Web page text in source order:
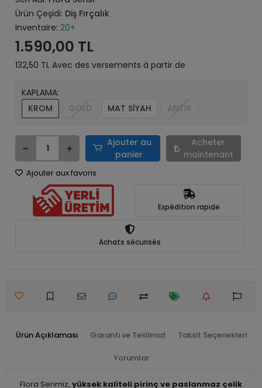
Ürün Çeşidi: Diş Fırçalık
Inventaire: 20+
1.590,00 TL
132,50 TL Avec des versements à partir de
KAPLAMA:
KROM
GOLD MAT SİYAH ANTİK
Ajouter au
panier
Acheter
maintenant
Ajouter aux favoris
Expédition rapide
Achats sécurisés
Ürün Açıklaması Garanti ve Teslimat Taksit Seçenekleri
Yorumlar
Flora Serimiz, yüksek kaliteli pirinç ve paslanmaz çelik